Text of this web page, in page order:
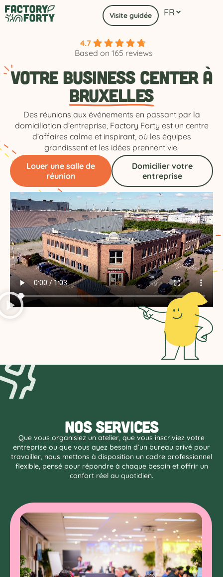
FR
EN
Visite guidée
4.7
Based on 165 reviews
Votre Business Center à
Bruxelles
Des réunions aux événements en passant par la
domiciliation d’entreprise, Factory Forty est un centre
d’affaires calme et inspirant, où les équipes
grandissent et les idées prennent vie.
Louer une salle de
réunion
Domicilier votre
entreprise
Nos services
Que vous organisiez un atelier, que vous inscriviez votre
entreprise ou que vous ayez besoin d’un bureau privé pour
travailler, nous mettons à disposition un cadre professionnel
flexible, pensé pour répondre à chaque besoin et offrir un
confort réel au quotidien.